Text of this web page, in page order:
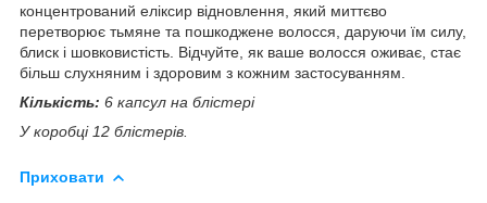
концентрований еліксир відновлення, який миттєво
перетворює тьмяне та пошкоджене волосся, даруючи їм силу,
блиск і шовковистість. Відчуйте, як ваше волосся оживає, стає
більш слухняним і здоровим з кожним застосуванням.
Кількість: 6 капсул на блістері
У коробці 12 блістерів.
Приховати